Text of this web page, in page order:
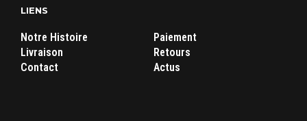
LIENS
Notre Histoire
Livraison
Contact
Paiement
Retours
Actus